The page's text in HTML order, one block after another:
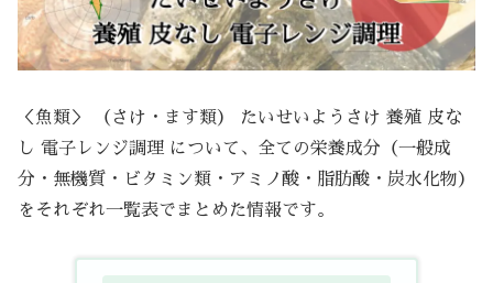
＜魚類＞ （さけ・ます類） たいせいようさけ 養殖 皮な
し 電子レンジ調理 について、全ての栄養成分（一般成
分・無機質・ビタミン類・アミノ酸・脂肪酸・炭水化物）
をそれぞれ一覧表でまとめた情報です。